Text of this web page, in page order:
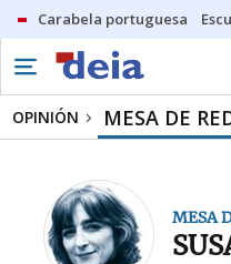
Carabela portuguesa
OPINIÓN MESA DE
MESA